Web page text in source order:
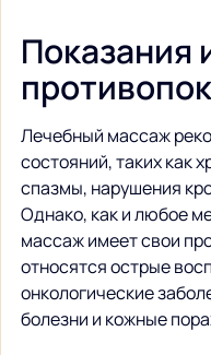
Показания
Лечебный массаж
состояний, таких как
спазмы, нарушения
Однако, как и любое
массаж имеет свои
относятся острые
онкологические
болезни и кожные